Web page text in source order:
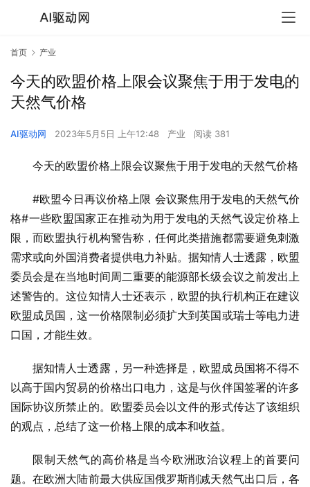
首页 产业
今天的欧盟价格上限会议聚焦于用于发电的
天然气价格
AI驱动网 2023年5月5日 上午12:48 产业 阅读 381
今天的欧盟价格上限会议聚焦于用于发电的天然气价格
#欧盟今日再议价格上限 会议聚焦用于发电的天然气价
格#一些欧盟国家正在推动为用于发电的天然气设定价格上
限，而欧盟执行机构警告称，任何此类措施都需要避免刺激
需求或向外国消费者提供电力补贴。据知情人士透露，欧盟
委员会是在当地时间周二重要的能源部长级会议之前发出上
述警告的。这位知情人士还表示，欧盟的执行机构正在建议
欧盟成员国，这一价格限制必须扩大到英国或瑞士等电力进
口国，才能生效。
据知情人士透露，另一种选择是，欧盟成员国将不得不
以高于国内贸易的价格出口电力，这是与伙伴国签署的许多
国际协议所禁止的。欧盟委员会以文件的形式传达了该组织
的观点，总结了这一价格上限的成本和收益。
限制天然气的高价格是当今欧洲政治议程上的首要问
题。在欧洲大陆前最大供应国俄罗斯削减天然气出口后，各